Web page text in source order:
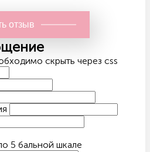
Добавить отзыв
скрыть через css
5 бальной шкале